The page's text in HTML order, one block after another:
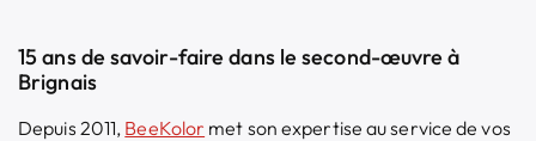
15 ans de savoir-faire dans le second-œuvre à
Brignais
Depuis 2011, BeeKolor met son expertise au service de vos